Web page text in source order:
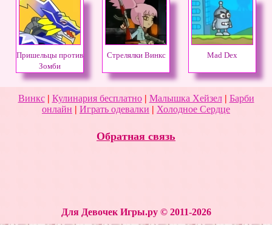
Пришельцы против
Зомби
Стрелялки Винкс Mad Dex
Винкс| Кулинария бесплатно| Малышка Хейзел| Барби
онлайн | Играть одевалки | Холодное Сердце
Обратная связь
Для Девочек Игры.ру © 2011-2026